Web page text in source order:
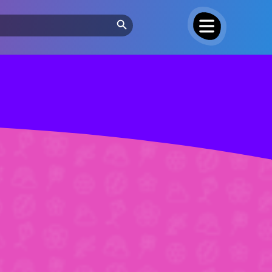
Search Button